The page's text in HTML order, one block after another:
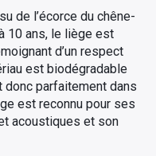
de l’écorce du chêne-
10 ans, le liège est
d’un respect
est biodégradable
donc parfaitement dans
est reconnu pour ses
acoustiques et son